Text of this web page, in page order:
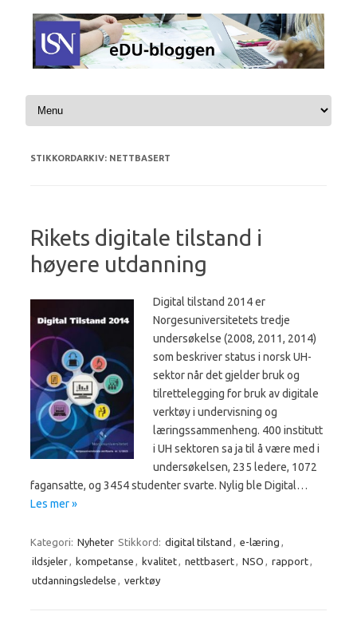
Hopp til innhold
STIKKORDARKIV: NETTBASERT
Rikets digitale tilstand i
høyere utdanning
Digital tilstand 2014 er
Norgesuniversitetets tredje
undersøkelse (2008, 2011, 2014)
som beskriver status i norsk UH-
sektor når det gjelder bruk og
tilrettelegging for bruk av digitale
verktøy i undervisning og
læringssammenheng. 400 institutt
i UH sektoren sa ja til å være med i
undersøkelsen, 235 ledere, 1072
fagansatte, og 3454 studenter svarte. Nylig ble Digital…
Les mer »
Kategori: Nyheter Stikkord: digital tilstand , e-læring ,
ildsjeler, kompetanse , kvalitet, nettbasert, NSO , rapport,
utdanningsledelse , verktøy